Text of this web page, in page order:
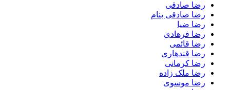
رضا صادقی
رضا صادقی بنام
رضا ضیا
رضا فرهادی
رضا قائمی
رضا قندهاری
رضا کرمانی
رضا ملک زاده
رضا موسوی